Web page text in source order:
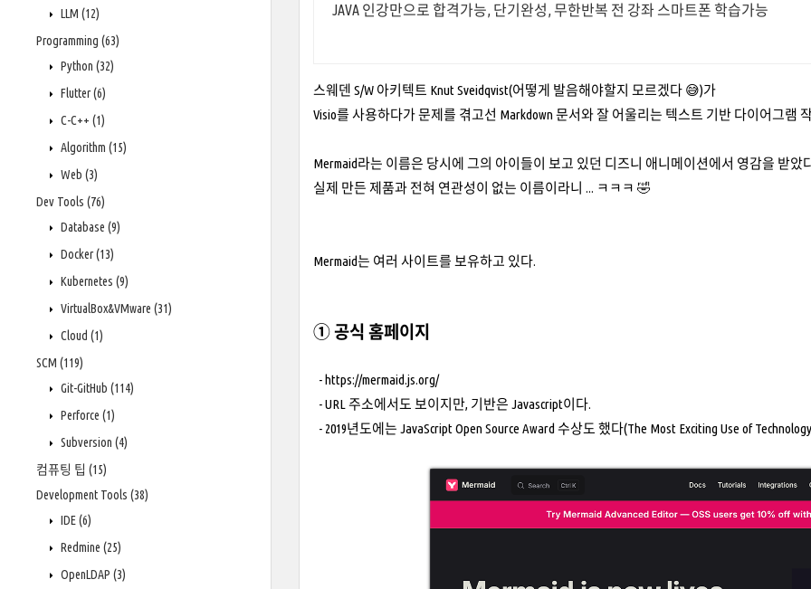
LLM (12)
Programming (63)
Python (32)
Flutter(6)
C-C++ (1)
Algorithm (15)
Web (3)
Dev Tools (76)
Database (9)
Docker(13)
Kubernetes (9)
VirtualBox&VMware (31)
Cloud (1)
SCM (119)
Git-GitHub (114)
Perforce (1)
Subversion (4)
컴퓨팅 팁 (15)
Development Tools (38)
IDE(6)
Redmine (25)
OpenLDAP (3)
JAVA 인강만으로 합격가능, 단기완성, 무한반복 전 강좌 스마트폰 학습가능
스웨덴 S/W 아키텍트 Knut Sveidqvist(어떻게 발음해야할지 모르겠다 😅)가
Visio를 사용하다가 문제를 겪고선 Markdown 문서와 잘 어울리는 텍스트 기반 다이어그램
Mermaid라는 이름은 당시에 그의 아이들이 보고 있던 디즈니 애니메이션에서 영감을 받았
실제 만든 제품과 전혀 연관성이 없는 이름이라니 ... ㅋㅋㅋ 🤣
Mermaid는 여러 사이트를 보유하고 있다.
① 공식 홈페이지
-https://mermaid.js.org/
- URL 주소에서도 보이지만, 기반은 Javascript이다.
- 2019년도에는 JavaScript Open Source Award 수상도 했다(The Most Exciting Use of